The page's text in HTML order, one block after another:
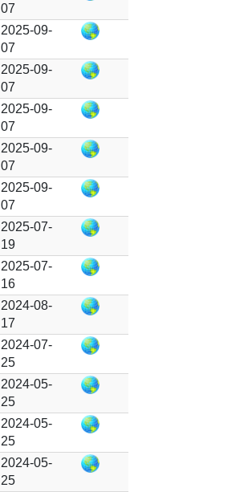
07
2025-09-
07
2025-09-
07
2025-09-
07
2025-09-
07
2025-09-
07
2025-07-
19
2025-07-
16
2024-08-
17
2024-07-
25
2024-05-
25
2024-05-
25
2024-05-
25